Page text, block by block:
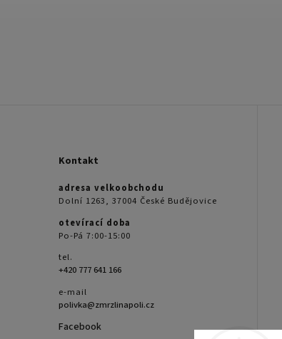
Kontakt
adresa velkoobchodu
Dolní 1263, 37004 České Budějovice
otevírací doba
Po-Pá 7:00-15:00
tel.
+420 777 641 166
e-mail
polivka@zmrzlinapoli.cz
Facebook